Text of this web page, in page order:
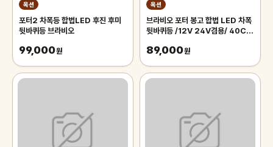
옥션
포터2 차폭등 합법LED 후진 후미
뒷바퀴등 브라비오
99,000원
옥션
브라비오 포터 봉고 합법 LED 차폭
뒷바퀴등 /12V 24V겸용/ 40CM
89,000원